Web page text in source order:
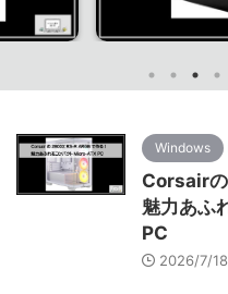
Windows
Corsair
魅力あふ
PC
2026/7/18